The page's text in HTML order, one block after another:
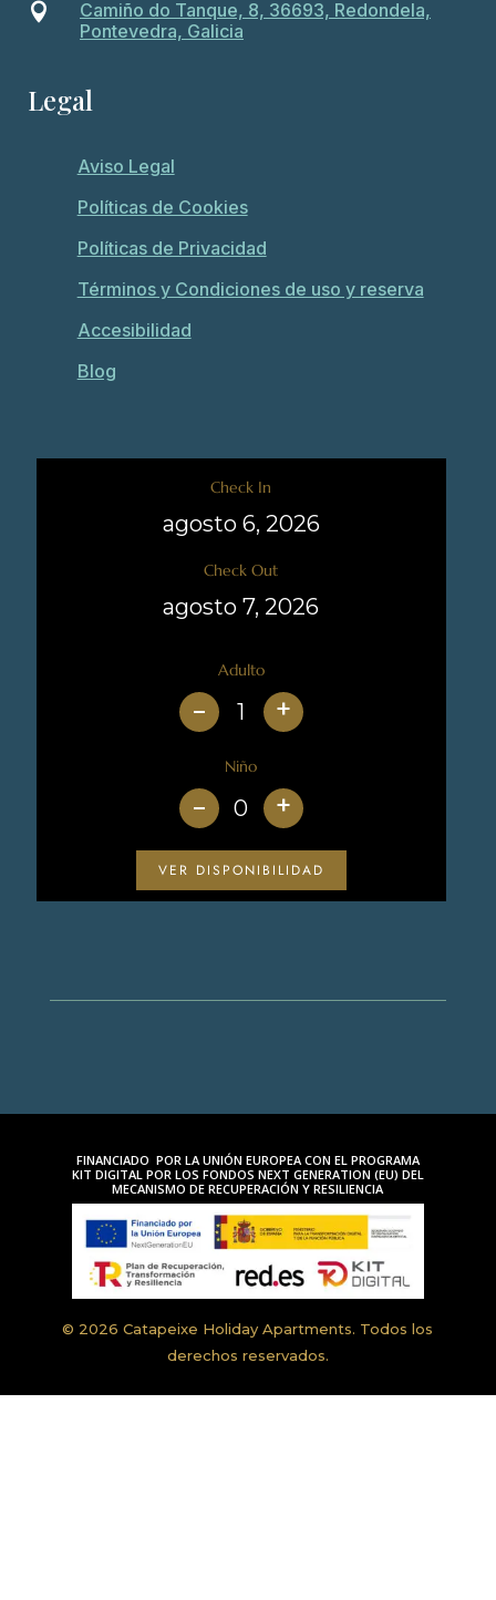

Camiño do Tanque, 8, 36693, Redondela,
Pontevedra, Galicia
Legal
Aviso Legal
Políticas de Cookies
Políticas de Privacidad
Términos y Condiciones de uso y reserva
Accesibilidad
Blog
Check In
Check Out
Adulto
+
Niño
+
VER DISPONIBILIDAD
FINANCIADO POR LA UNIÓN EUROPEA CON EL PROGRAMA
KIT DIGITAL POR LOS FONDOS NEXT GENERATION (EU) DEL
MECANISMO DE RECUPERACIÓN Y RESILIENCIA
© 2026 Catapeixe Holiday Apartments. Todos los
derechos reservados.